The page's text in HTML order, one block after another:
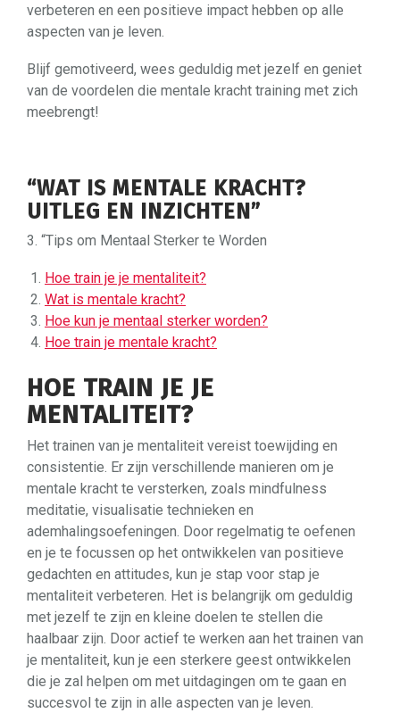
verbeteren en een positieve impact hebben op alle
aspecten van je leven.
Blijf gemotiveerd, wees geduldig met jezelf en geniet
van de voordelen die mentale kracht training met zich
meebrengt!
“WAT IS MENTALE KRACHT?
UITLEG EN INZICHTEN”
3. “Tips om Mentaal Sterker te Worden
Hoe train je je mentaliteit?
Wat is mentale kracht?
Hoe kun je mentaal sterker worden?
Hoe train je mentale kracht?
HOE TRAIN JE JE
MENTALITEIT?
Het trainen van je mentaliteit vereist toewijding en
consistentie. Er zijn verschillende manieren om je
mentale kracht te versterken, zoals mindfulness
meditatie, visualisatie technieken en
ademhalingsoefeningen. Door regelmatig te oefenen
en je te focussen op het ontwikkelen van positieve
gedachten en attitudes, kun je stap voor stap je
mentaliteit verbeteren. Het is belangrijk om geduldig
met jezelf te zijn en kleine doelen te stellen die
haalbaar zijn. Door actief te werken aan het trainen van
je mentaliteit, kun je een sterkere geest ontwikkelen
die je zal helpen om met uitdagingen om te gaan en
succesvol te zijn in alle aspecten van je leven.